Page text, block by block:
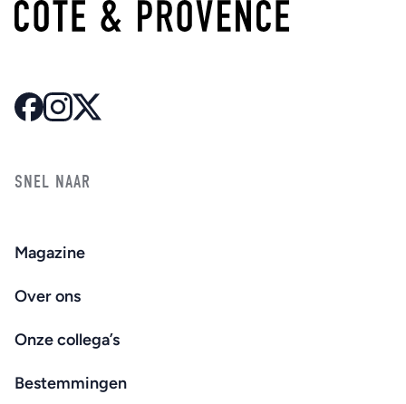
SNEL NAAR
Magazine
Over ons
Onze collega’s
Bestemmingen